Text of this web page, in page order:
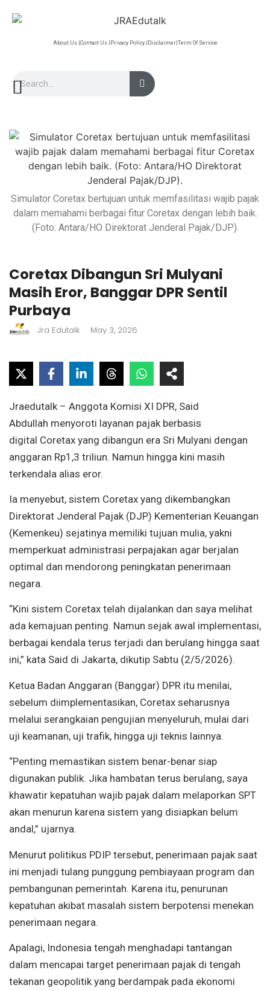
About Us | Contact Us | Privacy Policy | Disclaimer| Term Of Service
Simulator Coretax bertujuan untuk memfasilitasi wajib pajak
dalam memahami berbagai fitur Coretax dengan lebih baik.
(Foto: Antara/HO Direktorat Jenderal Pajak/DJP).
Coretax Dibangun Sri Mulyani
Masih Eror, Banggar DPR Sentil
Purbaya
Jra Edutalk May 3, 2026
Jraedutalk – Anggota Komisi XI DPR, Said
Abdullah menyoroti layanan pajak berbasis
digital Coretax yang dibangun era Sri Mulyani dengan
anggaran Rp1,3 triliun. Namun hingga kini masih
terkendala alias eror.
Ia menyebut, sistem Coretax yang dikembangkan
Direktorat Jenderal Pajak (DJP) Kementerian Keuangan
(Kemenkeu) sejatinya memiliki tujuan mulia, yakni
memperkuat administrasi perpajakan agar berjalan
optimal dan mendorong peningkatan penerimaan
negara.
“Kini sistem Coretax telah dijalankan dan saya melihat
ada kemajuan penting. Namun sejak awal implementasi,
berbagai kendala terus terjadi dan berulang hingga saat
ini,” kata Said di Jakarta, dikutip Sabtu (2/5/2026).
Ketua Badan Anggaran (Banggar) DPR itu menilai,
sebelum diimplementasikan, Coretax seharusnya
melalui serangkaian pengujian menyeluruh, mulai dari
uji keamanan, uji trafik, hingga uji teknis lainnya.
“Penting memastikan sistem benar-benar siap
digunakan publik. Jika hambatan terus berulang, saya
khawatir kepatuhan wajib pajak dalam melaporkan SPT
akan menurun karena sistem yang disiapkan belum
andal,” ujarnya.
Menurut politikus PDIP tersebut, penerimaan pajak saat
ini menjadi tulang punggung pembiayaan program dan
pembangunan pemerintah. Karena itu, penurunan
kepatuhan akibat masalah sistem berpotensi menekan
penerimaan negara.
Apalagi, Indonesia tengah menghadapi tantangan
dalam mencapai target penerimaan pajak di tengah
tekanan geopolitik yang berdampak pada ekonomi